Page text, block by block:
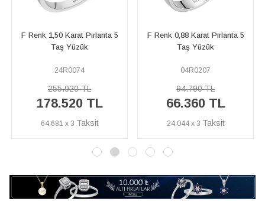
F Renk 1,50 Karat Pırlanta 5
Taş Yüzük
24R0074
255.020 TL
178.520 TL
64.681 x 3
F Renk 0,88 Karat Pırlanta 5
Taş Yüzük
04R0207
94.790 TL
66.360 TL
24.044 x 3